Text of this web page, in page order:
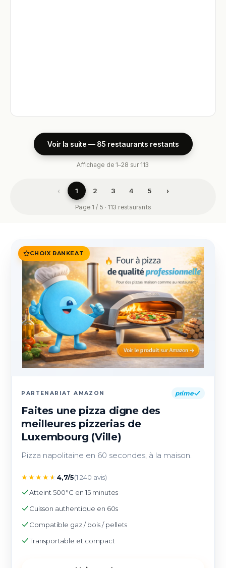
Voir la suite — 85 restaurants restants
Affichage de 1–28 sur 113
‹ 1 2 3 4 5 ›
Page 1 / 5 · 113 restaurants
CHOIX RANKEAT
PARTENARIAT AMAZON prime
Faites une pizza digne des
meilleures pizzerias de
Luxembourg (Ville)
Pizza napolitaine en 60 secondes, à la maison.
★★★★★ 4,7/5(1 240 avis)
Atteint 500°C en 15 minutes
Cuisson authentique en 60s
Compatible gaz / bois / pellets
Transportable et compact